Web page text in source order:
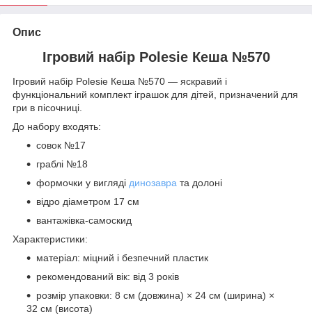
Опис
Ігровий набір Polesie Кеша №570
Ігровий набір Polesie Кеша №570 — яскравий і
функціональний комплект іграшок для дітей, призначений для
гри в пісочниці.
До набору входять:
совок №17
граблі №18
формочки у вигляді динозавра та долоні
відро діаметром 17 см
вантажівка-самоскид
Характеристики:
матеріал: міцний і безпечний пластик
рекомендований вік: від 3 років
розмір упаковки: 8 см (довжина) × 24 см (ширина) ×
32 см (висота)